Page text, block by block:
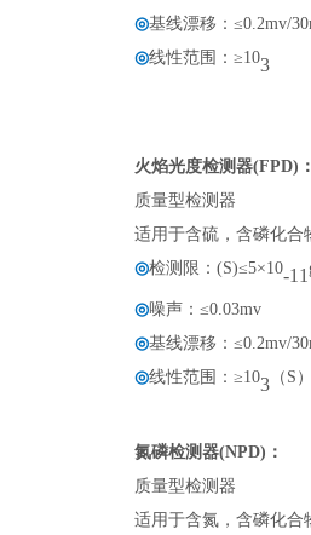
◎基线漂移：≤0.2mv/
◎线性范围：≥103
火焰光度检测器(FPD)：
质量型检测器
适用于含硫，含磷化合
◎检测限：(S)≤5×10-11
◎噪声：≤0.03mv
◎基线漂移：≤0.2mv/
◎线性范围：≥103 （S
氮磷检测器(NPD)：
质量型检测器
适用于含氮，含磷化合